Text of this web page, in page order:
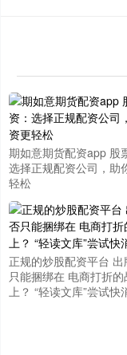
期如意期货配资app 股
选择正规配资公司，助
轻松
正规的炒股配资平台
只能捆绑在 电商打折
上？ “轻读文库”尝试快